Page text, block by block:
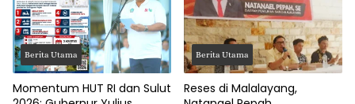
Berita Utama
Momentum HUT RI dan Sulut
Berita Utama
Reses di Malalayang,